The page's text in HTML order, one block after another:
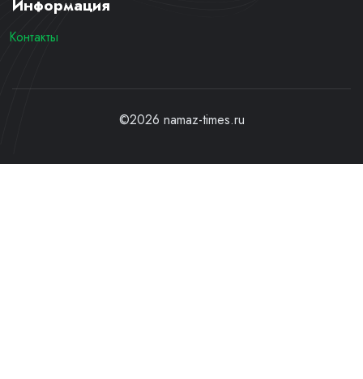
Информация
Контакты
©2026 namaz-times.ru